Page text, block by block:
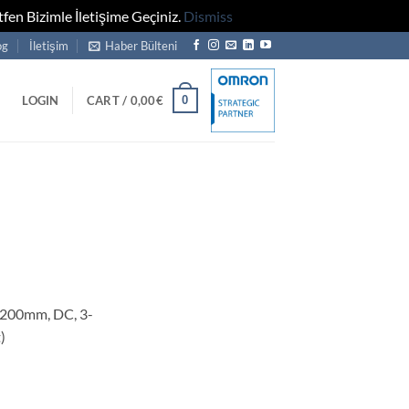
Bizimle İletişime Geçiniz. Dismiss
İletişim Haber Bülteni
LOGIN CART / 0,00€ 0
DC, 3-